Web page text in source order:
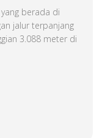
berada di
jalur terpanjang
3.088 meter di